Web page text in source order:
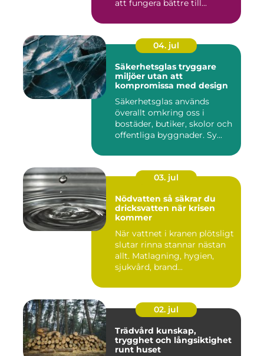
att fungera bättre till...
04. jul
Säkerhetsglas tryggare
miljöer utan att
kompromissa med design
Säkerhetsglas används
överallt omkring oss i
bostäder, butiker, skolor och
offentliga byggnader. Sy...
03. jul
Nödvatten så säkrar du
dricksvatten när krisen
kommer
När vattnet i kranen plötsligt
slutar rinna stannar nästan
allt. Matlagning, hygien,
sjukvård, brand...
02. jul
Trädvård kunskap,
trygghet och långsiktighet
runt huset